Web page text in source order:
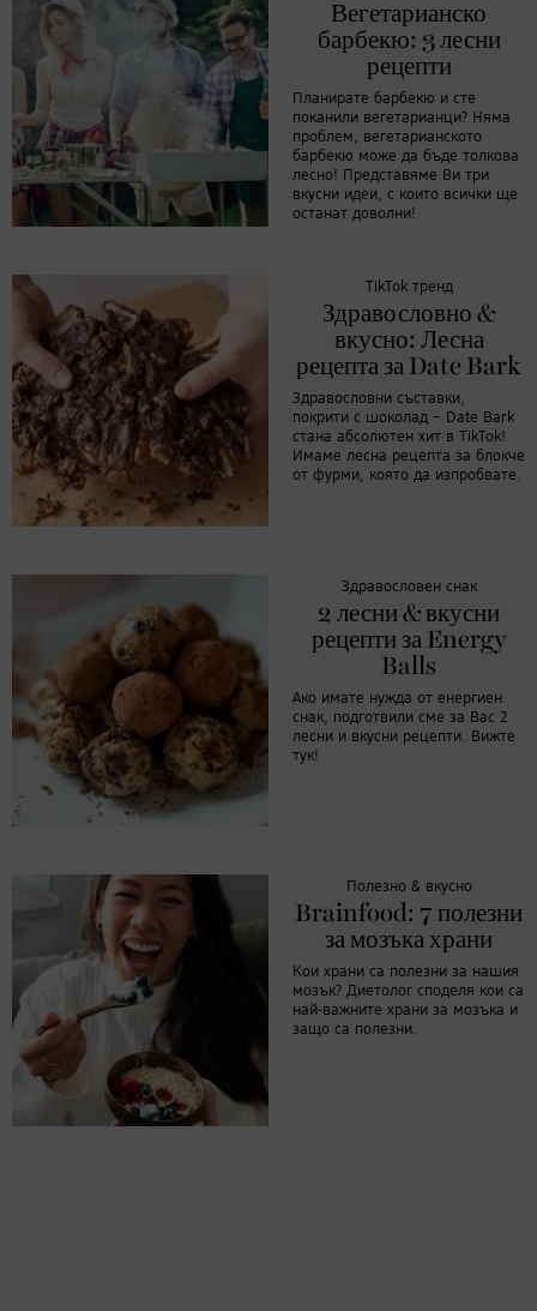
Вегетарианско
барбекю: 3 лесни
рецепти
Планирате барбекю и сте
поканили вегетарианци? Няма
проблем, вегетарианското
барбекю може да бъде толкова
лесно! Представяме Ви три
вкусни идеи, с които всички ще
останат доволни!
TikTok тренд
Здравословно &
вкусно: Лесна
рецепта за Date Bark
Здравословни съставки,
покрити с шоколад – Date Bark
стана абсолютен хит в TikTok!
Имаме лесна рецепта за блокче
от фурми, която да изпробвате.
Здравословен снак
2 лесни & вкусни
рецепти за Energy
Balls
Ако имате нужда от енергиен
снак, подготвили сме за Вас 2
лесни и вкусни рецепти. Вижте
тук!
Полезно & вкусно
Brainfood: 7 полезни
за мозъка храни
Кои храни са полезни за нашия
мозък? Диетолог споделя кои са
най-важните храни за мозъка и
защо са полезни.